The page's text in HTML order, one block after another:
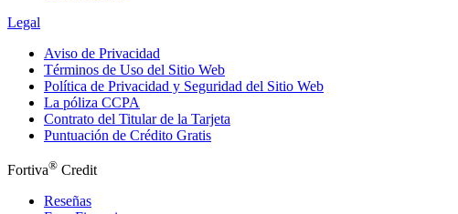
Legal
Aviso de Privacidad
Términos de Uso del Sitio Web
Política de Privacidad y Seguridad del Sitio Web
La póliza CCPA
Contrato del Titular de la Tarjeta
Puntuación de Crédito Gratis
Fortiva® Credit
Reseñas